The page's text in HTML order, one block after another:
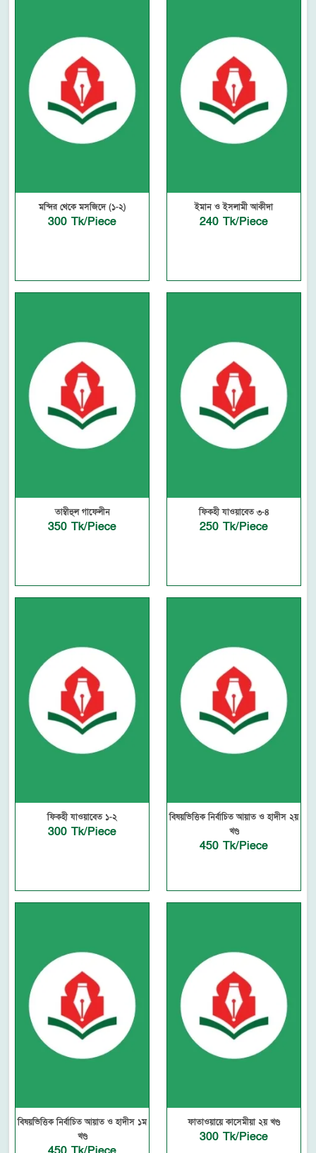
মন্দির থেকে মসজিদে (১-২)
300 Tk/Piece
ইমান ও ইসলামী আকীদা
240 Tk/Piece
তাম্বীহুল গাফেলীন
350 Tk/Piece
ফিকহী যাওয়াবেত ৩-৪
250 Tk/Piece
ফিকহী যাওয়াবেত ১-২
300 Tk/Piece
বিষয়ভিত্তিক নির্বাচিত আয়াত ও হাদীস ২য়
খণ্ড
450 Tk/Piece
বিষয়ভিত্তিক নির্বাচিত আয়াত ও হাদীস ১ম
খণ্ড
ফাতাওয়ায়ে কাসেমীয়া ২য় খণ্ড
300 Tk/Piece